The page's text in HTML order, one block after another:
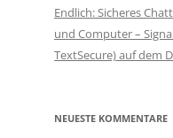
Endlich: Sicheres
und Computer –
TextSecure) auf dem
NEUESTE KOMMENTARE